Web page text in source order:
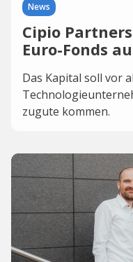
News
Cipio
Euro-Fonds
Das Kapital soll vor
zugute kommen.